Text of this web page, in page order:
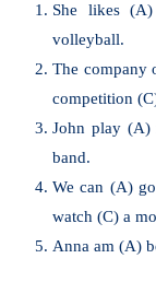
She likes
volleyball.
The company
competition
John play (A)
band.
We can (A)
watch (C) a
Anna am (A)